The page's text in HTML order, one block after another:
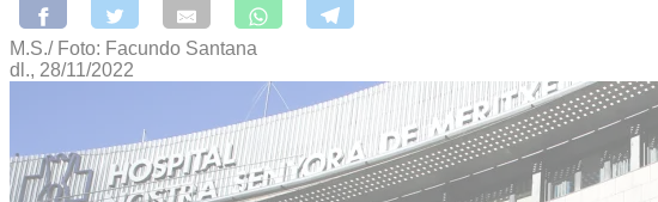
M.S./ Foto: Facundo Santana
dl., 28/11/2022